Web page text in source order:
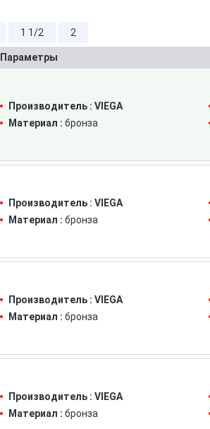
1 1/2 2
Параметры
Производитель : VIEGA
Материал : бронза
Производитель : VIEGA
Материал : бронза
Производитель : VIEGA
Материал : бронза
Производитель : VIEGA
Материал : бронза